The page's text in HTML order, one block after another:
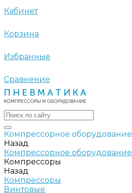
Кабинет
Корзина
Избранные
Сравнение
Компрессорное оборудование
Назад
Компрессорное оборудование
Компрессоры
Назад
Компрессоры
Винтовые